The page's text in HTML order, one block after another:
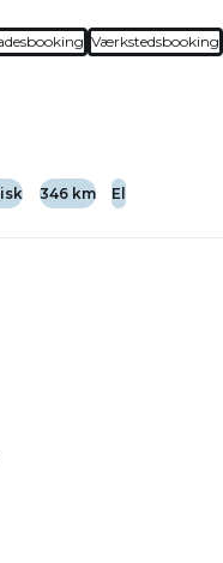
Værkstedsbooking
346 km El